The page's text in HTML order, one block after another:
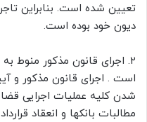
تعیین شده است. بنابراین
دیون خود بوده است.
۲. اجرای قانون مذکور منوط
است . اجرای قانون مذکور و
شدن کلیه عملیات اجرایی
مطالبات بانکها و انعقاد